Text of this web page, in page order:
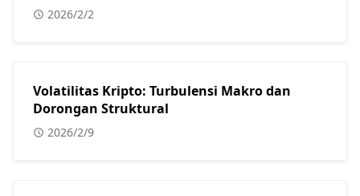
2026/2/2
Volatilitas Kripto: Turbulensi Makro dan
Dorongan Struktural
2026/2/9